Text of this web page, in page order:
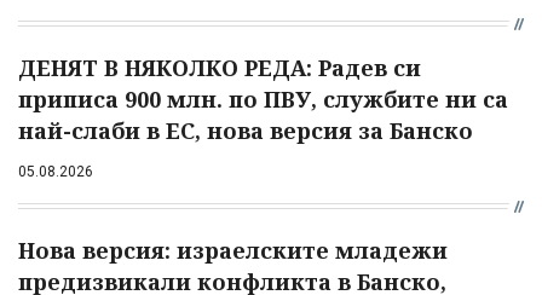
ДЕНЯТ В НЯКОЛКО РЕДА: Радев си
приписа 900 млн. по ПВУ, службите ни са
най-слаби в ЕС, нова версия за Банско
05.08.2026
Нова версия: израелските младежи
предизвикали конфликта в Банско,